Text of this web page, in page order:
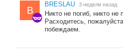
B
BRESLAU 3 недели назад
Никто не погиб, никто
Расходитесь,
побеждаем.